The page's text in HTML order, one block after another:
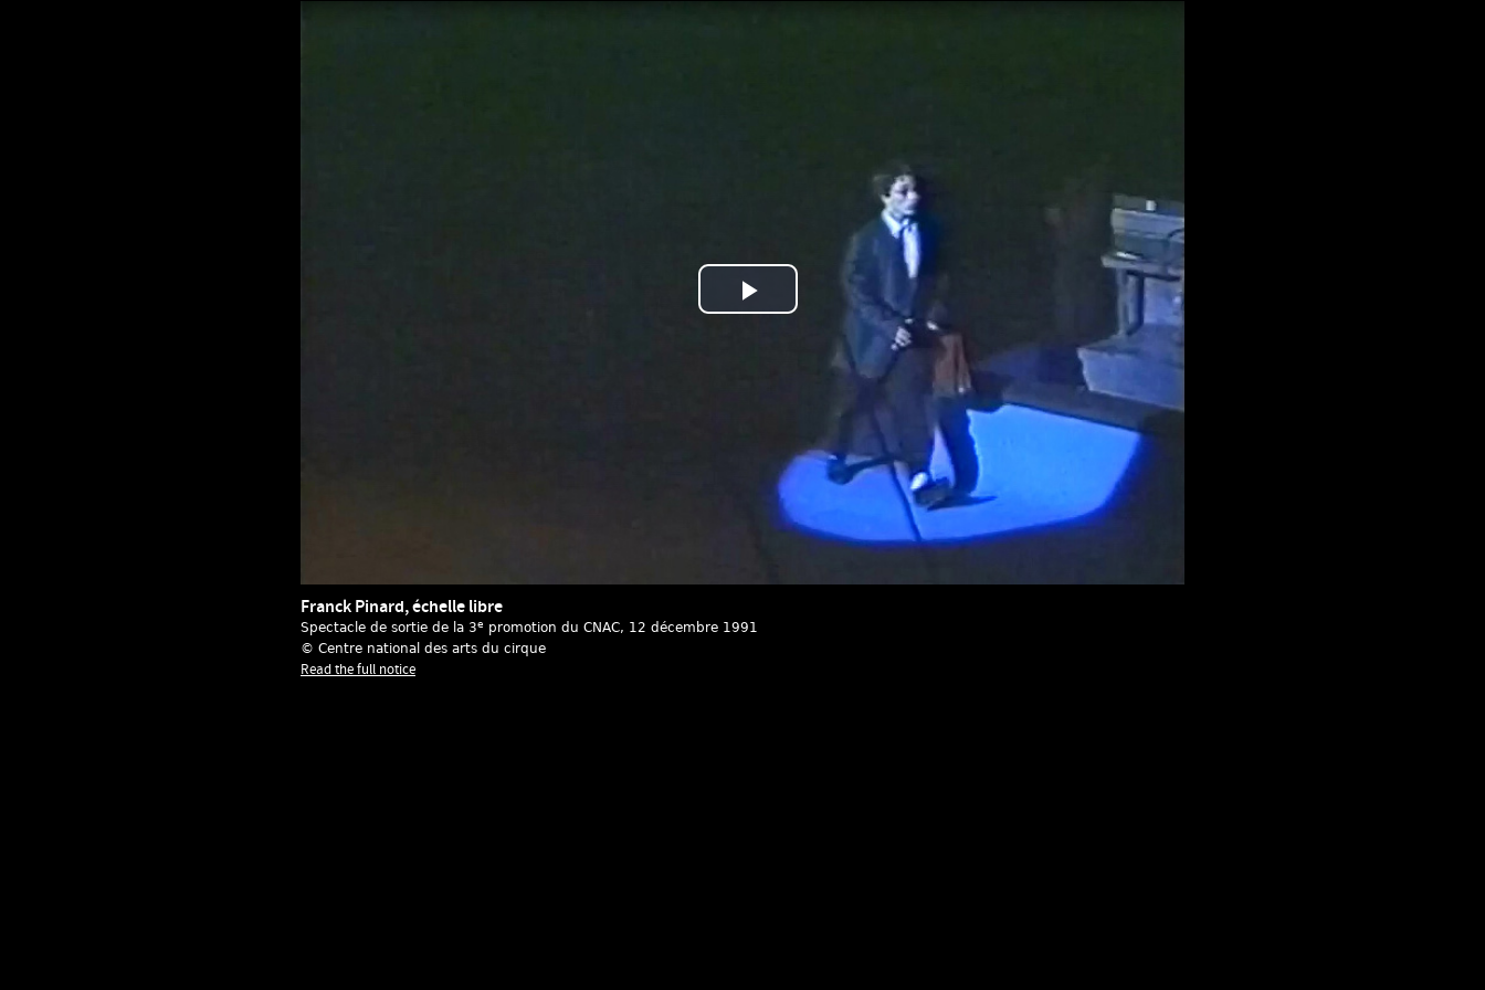
Play
Franck Pinard, échelle libre
Spectacle de sortie de la 3e promotion du CNAC, 12 décembre 1991
© Centre national des arts du cirque
Read the full notice